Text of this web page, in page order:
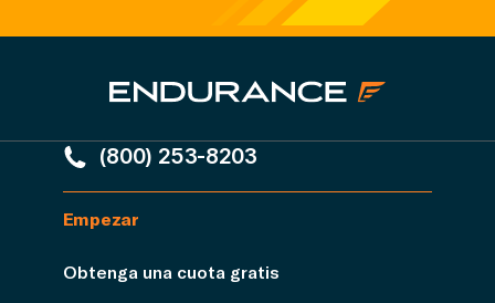
(800) 253-8203
Empezar
Obtenga una cuota gratis